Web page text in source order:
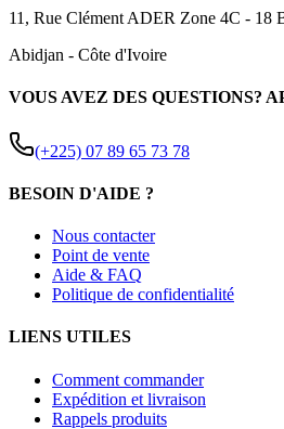
11, Rue Clément ADER Zone 4C - 18
Abidjan - Côte d'Ivoire
VOUS AVEZ DES QUESTIONS?
(+225) 07 89 65 73 78
BESOIN D'AIDE ?
Nous contacter
Point de vente
Aide & FAQ
Politique de confidentialité
LIENS UTILES
Comment commander
Expédition et livraison
Rappels produits